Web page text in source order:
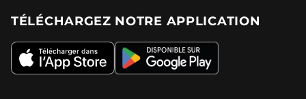
TÉLÉCHARGEZ NOTRE APPLICATION